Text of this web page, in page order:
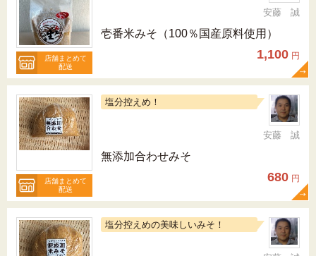
店舗まとめて
配送
安藤 誠
壱番米みそ（100％国産原料使用）
1,100 円
店舗まとめて
配送
塩分控えめ！
安藤 誠
無添加合わせみそ
680 円
塩分控えめの美味しいみそ！